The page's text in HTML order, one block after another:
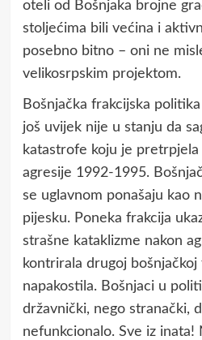
oteli od Bošnjaka brojne
stoljećima bili većina i
posebno bitno – oni ne
velikosrpskim projektom.
Bošnjačka frakcijska
još uvijek nije u stanju da
katastrofe koju je pretrpjela
agresije 1992-1995.
se uglavnom ponašaju kao
pijesku. Poneka frakcija
strašne kataklizme nakon
kontrirala drugoj
napakostila. Bošnjaci u
državnički, nego stranački,
nefunkcionalo. Sve iz inata!